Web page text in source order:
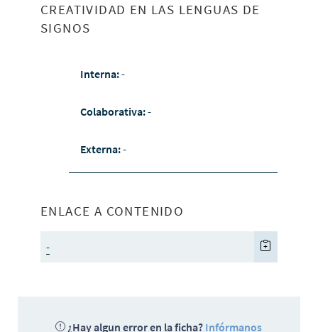
CREATIVIDAD EN LAS LENGUAS DE
SIGNOS
Interna:-
Colaborativa:-
Externa:-
ENLACE A CONTENIDO
-
¿Hay algun error en la ficha? Infórmanos